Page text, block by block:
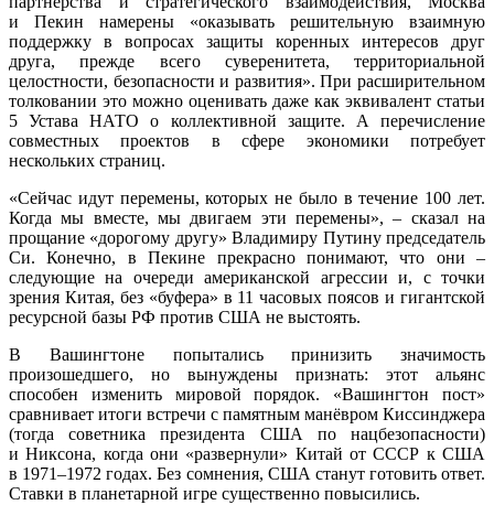
и Пекин намерены «оказывать решительную взаимную
поддержку в вопросах защиты коренных интересов друг
друга, прежде всего суверенитета, территориальной
целостности, безопасности и развития». При расширительном
толковании это можно оценивать даже как эквивалент статьи
5 Устава НАТО о коллективной защите. А перечисление
совместных проектов в сфере экономики потребует
нескольких страниц.
«Сейчас идут перемены, которых не было в течение 100 лет.
Когда мы вместе, мы двигаем эти перемены», – сказал на
прощание «дорогому другу» Владимиру Путину председатель
Си. Конечно, в Пекине прекрасно понимают, что они –
следующие на очереди американской агрессии и, с точки
зрения Китая, без «буфера» в 11 часовых поясов и гигантской
ресурсной базы РФ против США не выстоять.
В Вашингтоне попытались принизить значимость
произошедшего, но вынуждены признать: этот альянс
способен изменить мировой порядок. «Вашингтон пост»
сравнивает итоги встречи с памятным манёвром Киссинджера
(тогда советника президента США по нацбезопасности)
и Никсона, когда они «развернули» Китай от СССР к США
в 1971–1972 годах. Без сомнения, США станут готовить ответ.
Ставки в планетарной игре существенно повысились.